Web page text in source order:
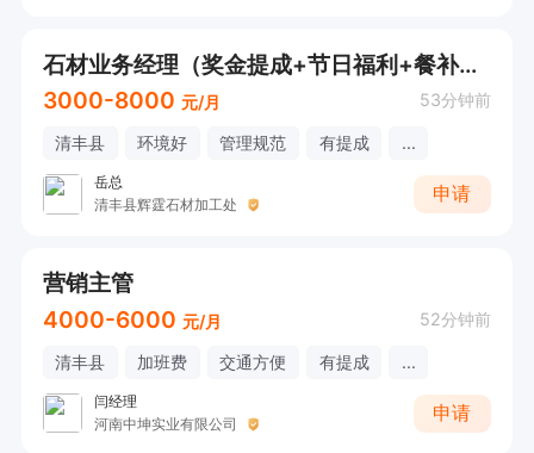
石材业务经理（奖金提成+节日福利+餐补+补贴+20-45之间）
3000-8000 元/月 53分钟前
清丰县 环境好 管理规范 有提成 ...
岳总
清丰县辉霆石材加工处
申请
营销主管
4000-6000 元/月 52分钟前
清丰县 加班费 交通方便 有提成 ...
闫经理
河南中坤实业有限公司
申请